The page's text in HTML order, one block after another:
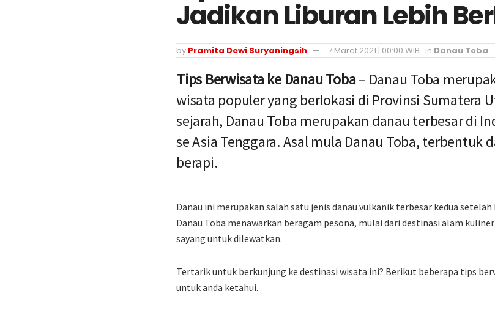
Jadikan Liburan Lebih
by Pramita Dewi Suryaningsih 7 Maret 2021 | 00:00 WIB in Danau Toba
Tips Berwisata ke Danau Toba– Danau Toba
wisata populer yang berlokasi di Provinsi Sumatera
sejarah, Danau Toba merupakan danau terbesar di
se Asia Tenggara. Asal mula Danau Toba, terbentuk
berapi.
Danau ini merupakan salah satu jenis danau vulkanik terbesar kedua
Danau Toba menawarkan beragam pesona, mulai dari destinasi alam
sayang untuk dilewatkan.
Tertarik untuk berkunjung ke destinasi wisata ini? Berikut beberapa tips
untuk anda ketahui.